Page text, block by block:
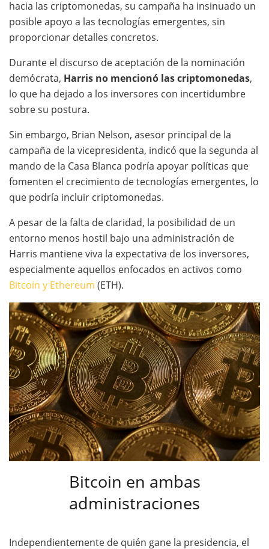
hacia las criptomonedas, su campaña ha insinuado un
posible apoyo a las tecnologías emergentes, sin
proporcionar detalles concretos.
Durante el discurso de aceptación de la nominación
demócrata, Harris no mencionó las criptomonedas,
lo que ha dejado a los inversores con incertidumbre
sobre su postura.
Sin embargo, Brian Nelson, asesor principal de la
campaña de la vicepresidenta, indicó que la segunda al
mando de la Casa Blanca podría apoyar políticas que
fomenten el crecimiento de tecnologías emergentes, lo
que podría incluir criptomonedas.
A pesar de la falta de claridad, la posibilidad de un
entorno menos hostil bajo una administración de
Harris mantiene viva la expectativa de los inversores,
especialmente aquellos enfocados en activos como
Bitcoin y Ethereum (ETH).
Bitcoin en ambas
administraciones
Independientemente de quién gane la presidencia, el